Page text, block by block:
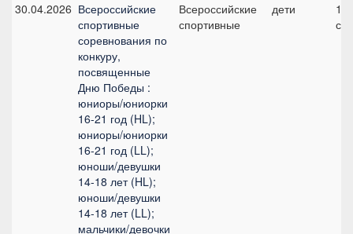
30.04.2026 Всероссийские
спортивные
соревнования по
конкуру,
посвященные
Дню Победы :
юниоры/юниорки
16-21 год (HL);
юниоры/юниорки
16-21 год (LL);
юноши/девушки
14-18 лет (HL);
юноши/девушки
14-18 лет (LL);
мальчики/девочки
Всероссийские
спортивные
дети
1,
см